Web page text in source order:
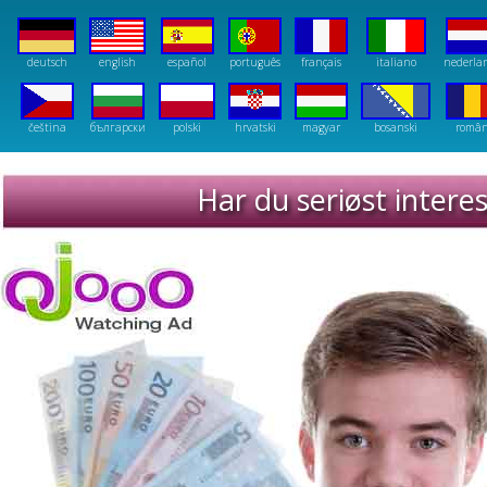
deutsch english español português français italiano
čeština български polski hrvatski magyar bosanski
Strategi, veiledning og instruksjoner for
inntekt med betalte til å klikke.
SolarStrips - norsk
norsk - Instantly Ageless Jeunesse
norsk - Earn Money in
Forex trading: norsk
Earn on Cannabis plants: norsk
Weight
Fat
Diet
Weight
Har du seriøst